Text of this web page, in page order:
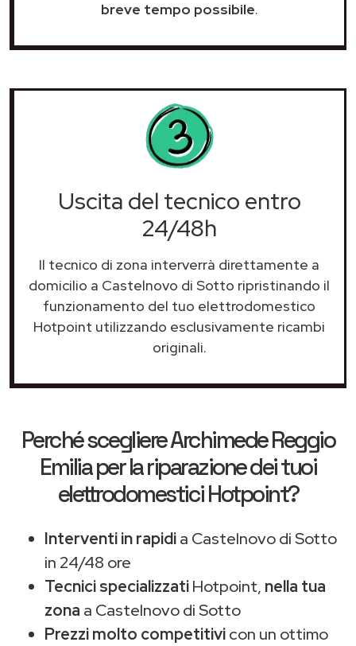
breve tempo possibile.
Uscita del tecnico entro
24/48h
Il tecnico di zona interverrà direttamente a
domicilio a Castelnovo di Sotto ripristinando il
funzionamento del tuo elettrodomestico
Hotpoint utilizzando esclusivamente ricambi
originali.
Perché scegliereArchimede Reggio
Emiliaper la riparazione dei tuoi
elettrodomestici Hotpoint?
Interventi in rapidia Castelnovo di Sotto
in 24/48 ore
Tecnici specializzatiHotpoint, nella tua
zona a Castelnovo di Sotto
Prezzi molto competitivicon un ottimo